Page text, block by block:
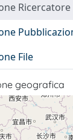
Ricercatore
File
geografica